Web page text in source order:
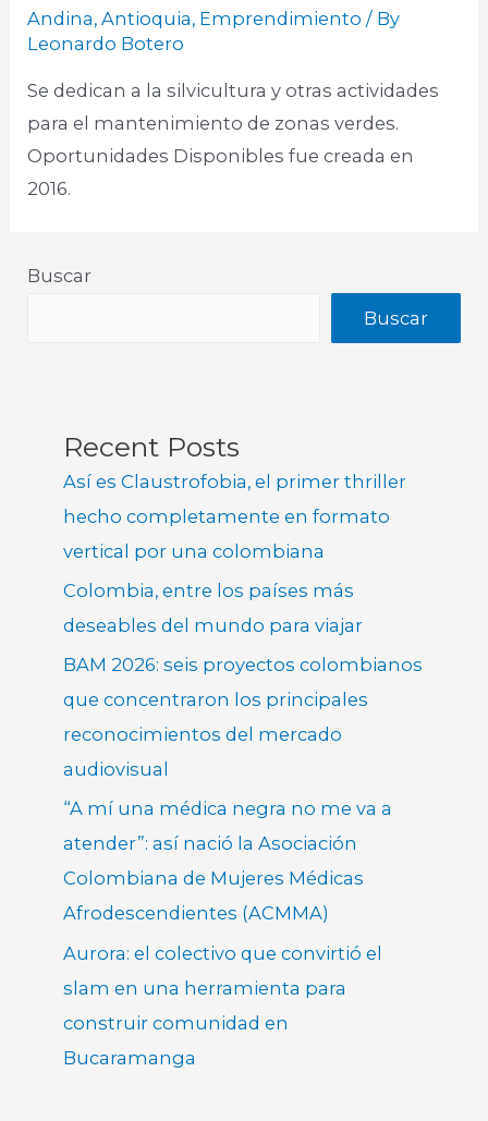
Andina,Antioquia, Emprendimiento / By
Leonardo Botero
Se dedican a la silvicultura y otras actividades
para el mantenimiento de zonas verdes.
Oportunidades Disponibles fue creada en
2016.
Buscar
Buscar
Recent Posts
Así es Claustrofobia, el primer thriller
hecho completamente en formato
vertical por una colombiana
Colombia, entre los países más
deseables del mundo para viajar
BAM 2026: seis proyectos colombianos
que concentraron los principales
reconocimientos del mercado
audiovisual
“A mí una médica negra no me va a
atender”: así nació la Asociación
Colombiana de Mujeres Médicas
Afrodescendientes (ACMMA)
Aurora: el colectivo que convirtió el
slam en una herramienta para
construir comunidad en
Bucaramanga